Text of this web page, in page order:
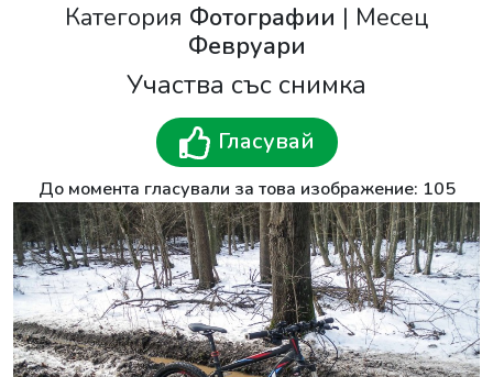
Категория Фотографии | Месец
Февруари
Участва със снимка
Гласувай
До момента гласували за това изображение: 105